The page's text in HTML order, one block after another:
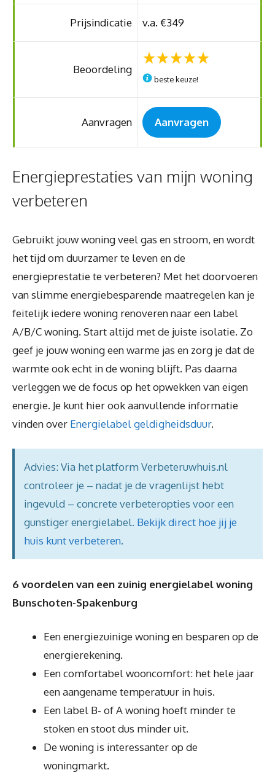
Prijsindicatie v.a. €349
Beoordeling
beste keuze!
Aanvragen Aanvragen
Energieprestaties van mijn woning
verbeteren
Gebruikt jouw woning veel gas en stroom, en wordt
het tijd om duurzamer te leven en de
energieprestatie te verbeteren? Met het doorvoeren
van slimme energiebesparende maatregelen kan je
feitelijk iedere woning renoveren naar een label
A/B/C woning. Start altijd met de juiste isolatie. Zo
geef je jouw woning een warme jas en zorg je dat de
warmte ook echt in de woning blijft. Pas daarna
verleggen we de focus op het opwekken van eigen
energie. Je kunt hier ook aanvullende informatie
vinden over Energielabel geldigheidsduur.
Advies: Via het platform Verbeteruwhuis.nl
controleer je – nadat je de vragenlijst hebt
ingevuld – concrete verbeteropties voor een
gunstiger energielabel. Bekijk direct hoe jij je
huis kunt verbeteren.
6 voordelen van een zuinig energielabel woning
Bunschoten-Spakenburg
Een energiezuinige woning en besparen op de
energierekening.
Een comfortabel wooncomfort: het hele jaar
een aangename temperatuur in huis.
Een label B- of A woning hoeft minder te
stoken en stoot dus minder uit.
De woning is interessanter op de
woningmarkt.